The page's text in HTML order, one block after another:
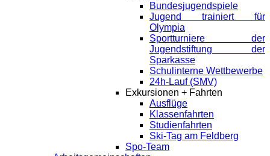
Bundesjugendspiele
Jugend trainiert für
Olympia
Sportturniere der
Jugendstiftung der
Sparkasse
Schulinterne Wettbewerbe
24h-Lauf (SMV)
Exkursionen + Fahrten
Ausflüge
Klassenfahrten
Studienfahrten
Ski-Tag am Feldberg
Spo-Team